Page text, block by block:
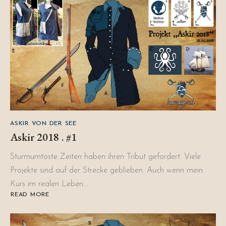
ASKIR VON DER SEE
Askir 2018 . #1
Sturmumtoste Zeiten haben ihren Tribut gefordert. Viele
Projekte sind auf der Strecke geblieben. Auch wenn mein
Kurs im realen Leben…
READ MORE
ABOUT
.
#1